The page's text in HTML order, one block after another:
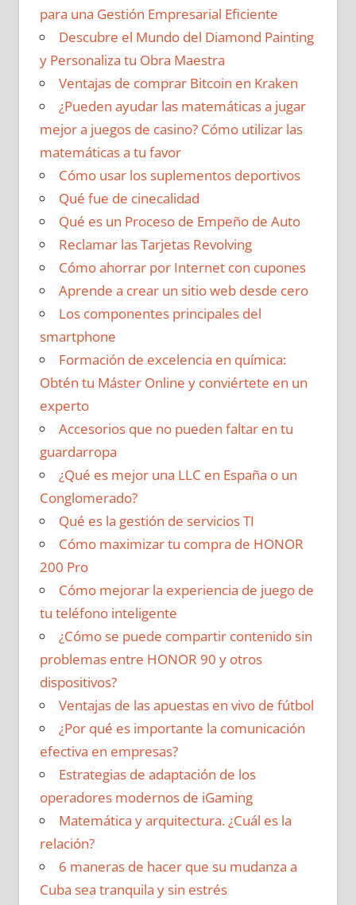
para una Gestión Empresarial Eficiente
Descubre el Mundo del Diamond Painting
y Personaliza tu Obra Maestra
Ventajas de comprar Bitcoin en Kraken
¿Pueden ayudar las matemáticas a jugar
mejor a juegos de casino? Cómo utilizar las
matemáticas a tu favor
Cómo usar los suplementos deportivos
Qué fue de cinecalidad
Qué es un Proceso de Empeño de Auto
Reclamar las Tarjetas Revolving
Cómo ahorrar por Internet con cupones
Aprende a crear un sitio web desde cero
Los componentes principales del
smartphone
Formación de excelencia en química:
Obtén tu Máster Online y conviértete en un
experto
Accesorios que no pueden faltar en tu
guardarropa
¿Qué es mejor una LLC en España o un
Conglomerado?
Qué es la gestión de servicios TI
Cómo maximizar tu compra de HONOR
200 Pro
Cómo mejorar la experiencia de juego de
tu teléfono inteligente
¿Cómo se puede compartir contenido sin
problemas entre HONOR 90 y otros
dispositivos?
Ventajas de las apuestas en vivo de fútbol
¿Por qué es importante la comunicación
efectiva en empresas?
Estrategias de adaptación de los
operadores modernos de iGaming
Matemática y arquitectura. ¿Cuál es la
relación?
6 maneras de hacer que su mudanza a
Cuba sea tranquila y sin estrés